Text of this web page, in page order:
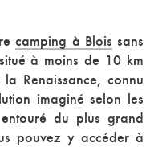
camping à Blois sans
situé à moins de 10 km
Renaissance, connu
imaginé selon les
du plus grand
pouvez y accéder à